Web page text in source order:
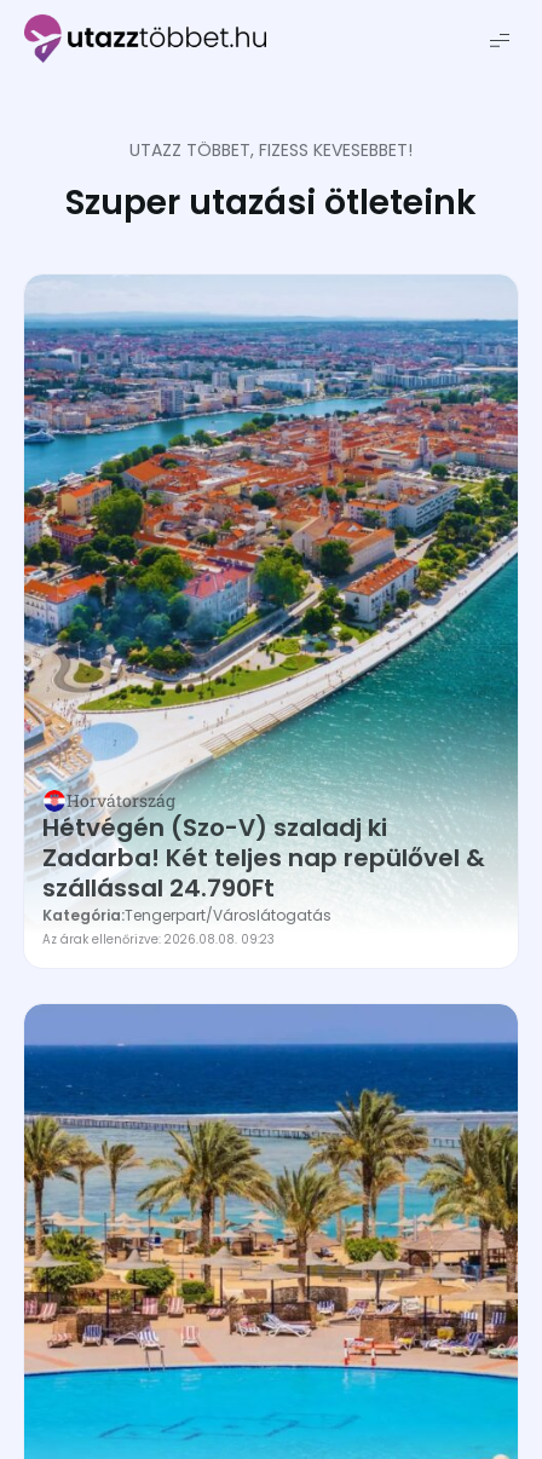
Utazztöbbet.hu
UTAZZ TÖBBET, FIZESS KEVESEBBET!
Szuper utazási ötleteink
Horvátország
Hétvégén (Szo-V) szaladj ki
Zadarba! Két teljes nap repülővel &
szállással 24.790Ft
Kategória:Tengerpart/Városlátogatás
Az árak ellenőrizve: 2026.08.08. 09:23